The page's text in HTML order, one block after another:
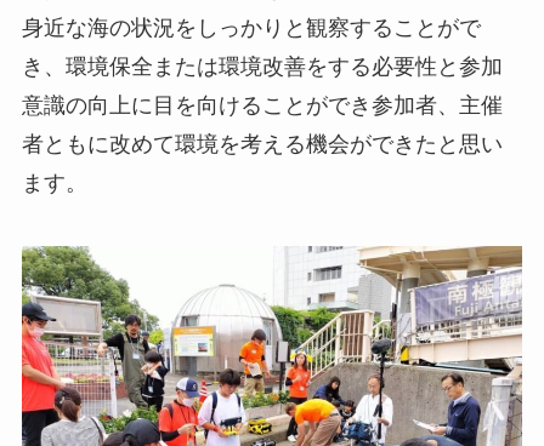
身近な海の状況をしっかりと観察することがで
き、環境保全または環境改善をする必要性と参加
意識の向上に目を向けることができ参加者、主催
者ともに改めて環境を考える機会ができたと思い
ます。